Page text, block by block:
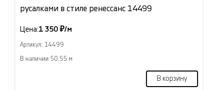
русалками в стиле ренессанс 14499
Цена:1 350 ₽/м
Артикул: 14499
В наличии 50.55 м
В корзину